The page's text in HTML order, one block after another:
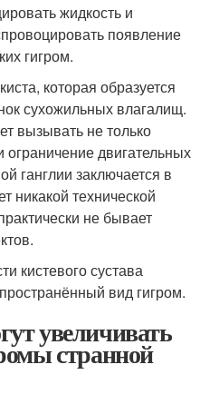
жидкость и
появление
гигром.
которая образуется
сухожильных влагалищ.
вызывать не только
двигательных
ганглии заключается в
никакой технической
не бывает
кистевого сустава
вид гигром.
увеличивать
странной